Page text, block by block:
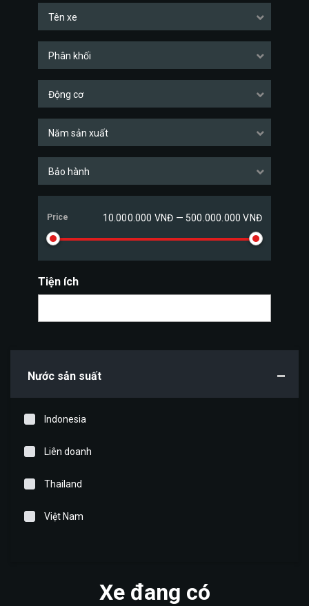
Tên xe
Phân khối
Động cơ
Năm sản xuất
Bảo hành
Price 10.000.000 VNĐ — 500.000.000 VNĐ
Tiện ích
Nước sản suất
Indonesia
Liên doanh
Thailand
Việt Nam
Xe đang có